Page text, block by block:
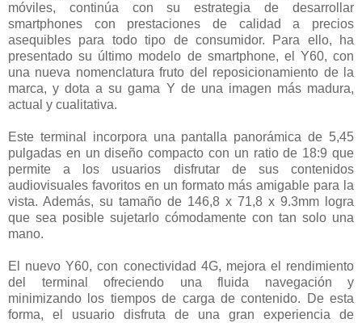
móviles, continúa con su estrategia de desarrollar
smartphones con prestaciones de calidad a precios
asequibles para todo tipo de consumidor. Para ello, ha
presentado su último modelo de smartphone, el Y60, con
una nueva nomenclatura fruto del reposicionamiento de la
marca, y dota a su gama Y de una imagen más madura,
actual y cualitativa.
Este terminal incorpora una pantalla panorámica de 5,45
pulgadas en un diseño compacto con un ratio de 18:9 que
permite a los usuarios disfrutar de sus contenidos
audiovisuales favoritos en un formato más amigable para la
vista. Además, su tamaño de 146,8 x 71,8 x 9.3mm logra
que sea posible sujetarlo cómodamente con tan solo una
mano.
El nuevo Y60, con conectividad 4G, mejora el rendimiento
del terminal ofreciendo una fluida navegación y
minimizando los tiempos de carga de contenido. De esta
forma, el usuario disfruta de una gran experiencia de